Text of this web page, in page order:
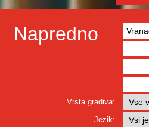
Napredno
Vrsta gradiva:
Jezik: